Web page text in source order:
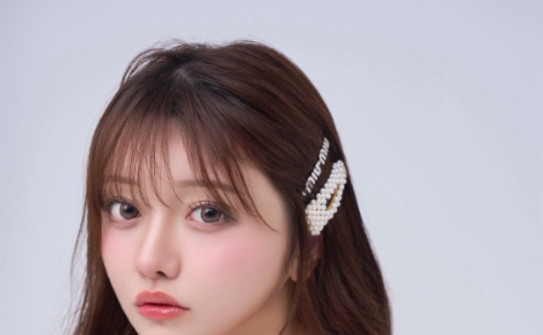
Cast
Gravure グラビア
Recruit Cast キャスト求人
Recruit Staff スタッフ求人
Shop Info